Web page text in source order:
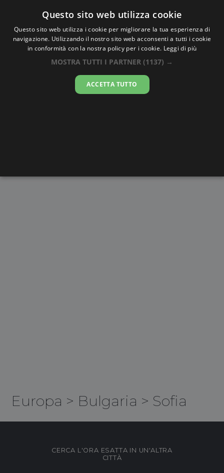
Oraesatta.co
Ora EsattaSofia
17:02:45
Europa > Bulgaria > Sofia
CERCA L'ORA ESATTA IN UN'ALTRA
CITTÀ
Questo sito web utilizza cookie
Questo sito web utilizza i cookie per migliorare la tua esperienza di
navigazione. Utilizzando il nostro sito web acconsenti a tutti i cookie
in conformità con la nostra policy per i cookie. Leggi di più
MOSTRA TUTTI I PARTNER (1137) →
ACCETTA TUTTO